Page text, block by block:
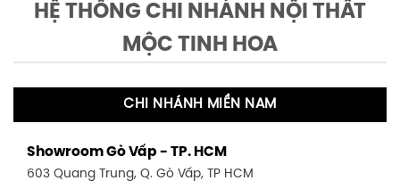
HỆ THỐNG CHI NHÁNH NỘI THẤT
MỘC TINH HOA
CHI NHÁNH MIỀN NAM
Showroom Gò Vấp - TP. HCM
603 Quang Trung, Q. Gò Vấp, TP HCM